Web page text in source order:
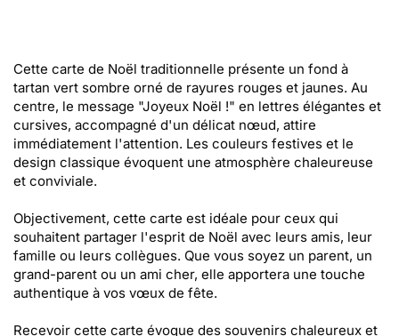
Cette carte de Noël traditionnelle présente un fond à
tartan vert sombre orné de rayures rouges et jaunes. Au
centre, le message "Joyeux Noël !" en lettres élégantes et
cursives, accompagné d'un délicat nœud, attire
immédiatement l'attention. Les couleurs festives et le
design classique évoquent une atmosphère chaleureuse
et conviviale.
Objectivement, cette carte est idéale pour ceux qui
souhaitent partager l'esprit de Noël avec leurs amis, leur
famille ou leurs collègues. Que vous soyez un parent, un
grand-parent ou un ami cher, elle apportera une touche
authentique à vos vœux de fête.
Recevoir cette carte évoque des souvenirs chaleureux et